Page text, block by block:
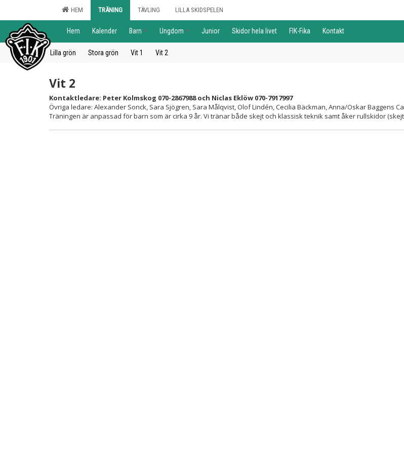
HEM TRÄNING TÄVLING LILLA SKIDSPELEN
Hem Kalender Barn Ungdom Junior Skidor hela livet FIK-Fika Kontakt
Lilla grön Stora grön Vit 1 Vit 2
Vit 2
Kontaktledare: Peter Kolmskog 070-2867988 och Niclas Eklöw 070-7917997
Övriga ledare: Alexander Sonck, Sara Sjögren, Sara Målqvist, Olof Lindén, Cecilia Bäckman, Anna/Oskar Baggens
Träningen är anpassad för barn som är cirka 9 år. Vi tränar både skejt och klassisk teknik samt åker rullskidor